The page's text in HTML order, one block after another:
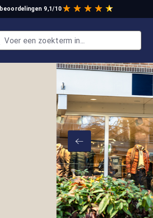
beoordelingen 9,1/10